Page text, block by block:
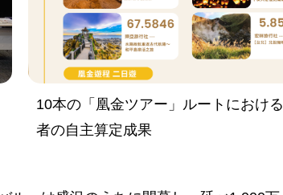
10本の「凰金ツアー」ルートにおけ
者の自主算定成果